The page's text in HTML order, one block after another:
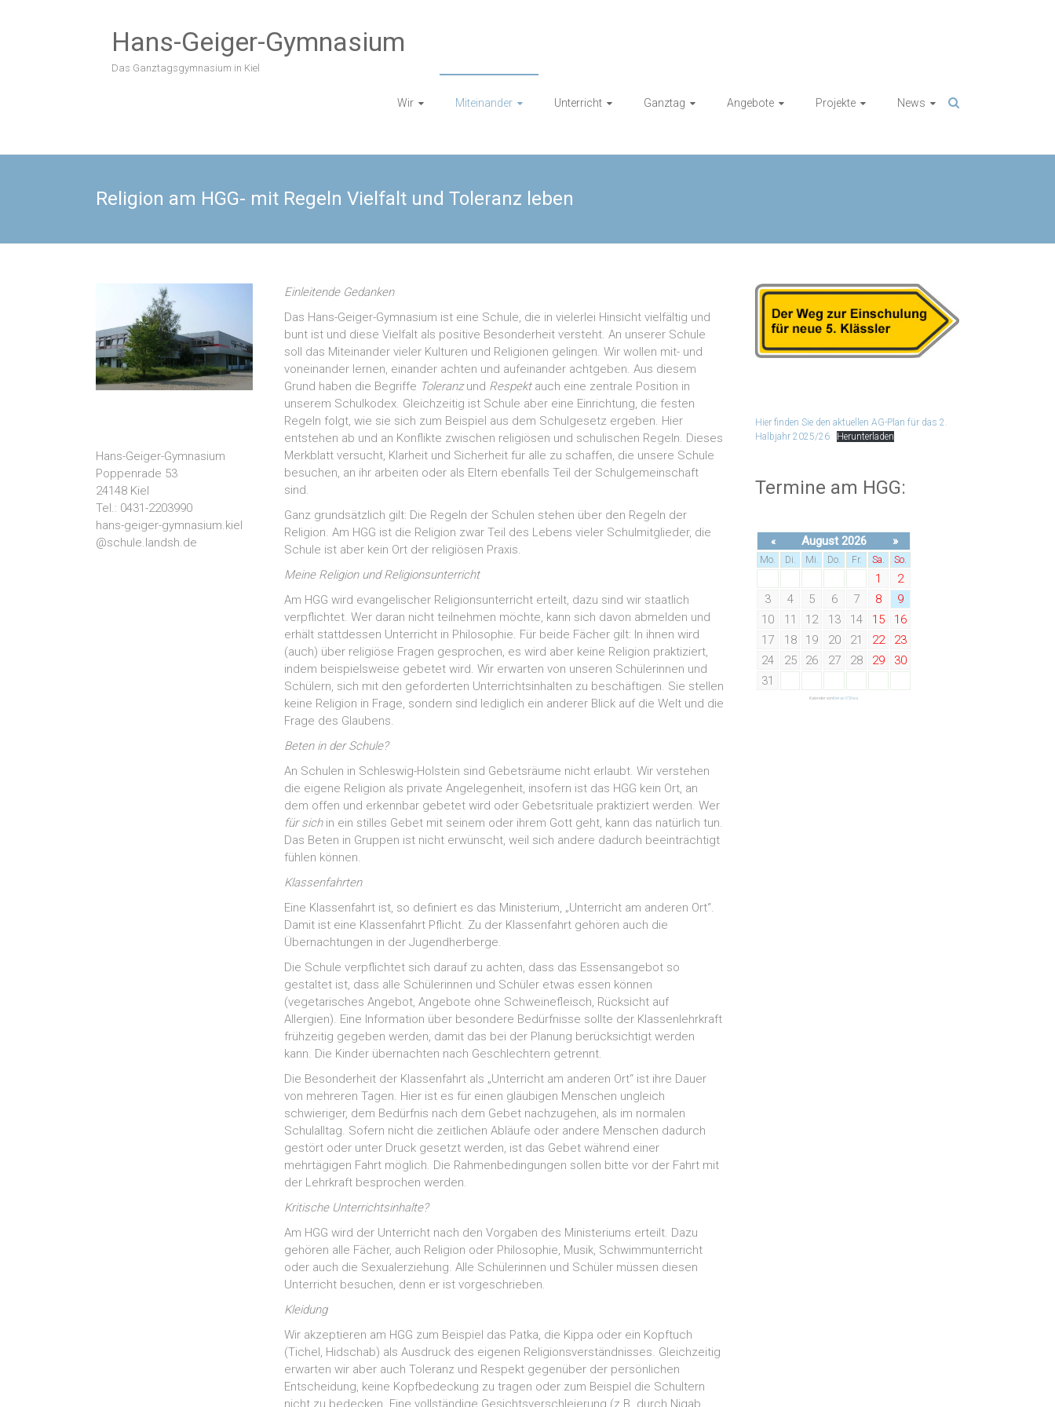
Hans-Geiger-Gymnasium
Das Ganztagsgymnasium in Kiel
Wir Miteinander Unterricht Ganztag Angebote Projekte News
Religion am HGG- mit Regeln Vielfalt und Toleranz leben
Einleitende Gedanken
Das Hans-Geiger-Gymnasium ist eine Schule, die in vielerlei Hinsicht vielfältig und
bunt ist und diese Vielfalt als positive Besonderheit versteht. An unserer Schule
soll das Miteinander vieler Kulturen und Religionen gelingen. Wir wollen mit- und
voneinander lernen, einander achten und aufeinander achtgeben. Aus diesem
Grund haben die Begriffe Toleranzund Respektauch eine zentrale Position in
unserem Schulkodex. Gleichzeitig ist Schule aber eine Einrichtung, die festen
Regeln folgt, wie sie sich zum Beispiel aus dem Schulgesetz ergeben. Hier
entstehen ab und an Konflikte zwischen religiösen und schulischen Regeln. Dieses
Merkblatt versucht, Klarheit und Sicherheit für alle zu schaffen, die unsere Schule
besuchen, an ihr arbeiten oder als Eltern ebenfalls Teil der Schulgemeinschaft
sind.
Ganz grundsätzlich gilt: Die Regeln der Schulen stehen über den Regeln der
Religion. Am HGG ist die Religion zwar Teil des Lebens vieler Schulmitglieder, die
Schule ist aber kein Ort der religiösen Praxis.
Meine Religion und Religionsunterricht
Am HGG wird evangelischer Religionsunterricht erteilt, dazu sind wir staatlich
verpflichtet. Wer daran nicht teilnehmen möchte, kann sich davon abmelden und
erhält stattdessen Unterricht in Philosophie. Für beide Fächer gilt: In ihnen wird
(auch) über religiöse Fragen gesprochen, es wird aber keine Religion praktiziert,
indem beispielsweise gebetet wird. Wir erwarten von unseren Schülerinnen und
Schülern, sich mit den geforderten Unterrichts­inhalten zu beschäftigen. Sie stellen
keine Religion in Frage, sondern sind lediglich ein anderer Blick auf die Welt und die
Frage des Glaubens.
Beten in der Schule?
An Schulen in Schleswig-Holstein sind Gebetsräume nicht erlaubt. Wir verstehen
die eigene Religion als private Angelegenheit, insofern ist das HGG kein Ort, an
dem offen und erkennbar gebetet wird oder Gebetsrituale praktiziert werden. Wer
für sichin ein stilles Gebet mit seinem oder ihrem Gott geht, kann das natürlich tun.
Das Beten in Gruppen ist nicht er­wünscht, weil sich andere dadurch beeinträchtigt
fühlen können.
Klassenfahrten
Eine Klassenfahrt ist, so definiert es das Ministerium, „Unterricht am anderen Ort“.
Damit ist eine Klassenfahrt Pflicht. Zu der Klassenfahrt gehören auch die
Übernachtungen in der Jugendherberge.
Die Schule verpflichtet sich darauf zu achten, dass das Essensangebot so
gestaltet ist, dass alle Schülerinnen und Schüler etwas essen können
(vegetarisches Angebot, Angebote ohne Schweinefleisch, Rücksicht auf
Allergien). Eine Information über besondere Bedürfnisse sollte der Klassenlehrkraft
frühzeitig gegeben werden, damit das bei der Planung berücksichtigt werden
kann. Die Kinder übernachten nach Geschlechtern getrennt.
Die Besonderheit der Klassenfahrt als „Unterricht am anderen Ort“ ist ihre Dauer
von mehreren Tagen. Hier ist es für einen gläubigen Menschen ungleich
schwieriger, dem Bedürf­nis nach dem Gebet nachzugehen, als im normalen
Schulalltag. Sofern nicht die zeitlichen Abläufe oder andere Menschen dadurch
gestört oder unter Druck gesetzt werden, ist das Gebet während einer
mehrtägigen Fahrt möglich. Die Rahmenbedingungen sollen bitte vor der Fahrt mit
der Lehrkraft besprochen werden.
Kritische Unterrichtsinhalte?
Am HGG wird der Unterricht nach den Vorgaben des Ministeriums erteilt. Dazu
gehören alle Fächer, auch Religion oder Philosophie, Musik, Schwimmunterricht
oder auch die Sexual­erziehung. Alle Schülerinnen und Schüler müssen diesen
Unterricht besuchen, denn er ist vorgeschrieben.
Kleidung
Wir akzeptieren am HGG zum Beispiel das Patka, die Kippa oder ein Kopftuch
(Tichel, Hidschab) als Ausdruck des eigenen Religionsverständnisses. Gleichzeitig
erwarten wir aber auch Toleranz und Respekt gegenüber der persönlichen
Entscheidung, keine Kopfbedeckung zu tragen oder zum Beispiel die Schultern
nicht zu bedecken. Eine vollständige Gesichtsverschleierung (z.B. durch Niqab
Hans-Geiger-Gymnasium
Poppenrade 53
24148 Kiel
Tel.: 0431-2203990
hans-geiger-gymnasium.kiel
@schule.landsh.de
Hier finden Sie den aktuellen AG-Plan für das 2.
Halbjahr 2025/26
Herunterladen
Termine am HGG:
« August 2026 »
Mo. Di. Mi. Do. Fr. Sa. So.
1
2
3
4 5 6 7 8
9
10
11 12 13 14 15
16
17
18 19 20 21 22
23
24
25 26 27 28 29
30
31
Kalender vonKieran O'Shea